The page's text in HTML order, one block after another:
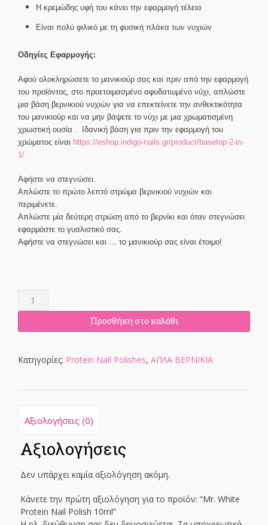
Η κρεμώδης υφή του κάνει την εφαρμογή τέλεια
Είναι πολύ φιλικό με τη φυσική πλάκα των νυχιών
Οδηγίες Εφαρμογής:
Αφού ολοκληρώσετε το μανικιούρ σας και πριν από την εφαρμογή
του προϊόντος, στο προετοιμασμένο αφυδατωμένο νύχι, απλώστε
μια βάση βερνικιού νυχιών για να επεκτείνετε την ανθεκτικότητα
του μανικιούρ και να μην βάψετε το νύχι με μια χρωματισμένη
χρωστική ουσία . Ιδανική βάση για πριν την εφαρμογή του
χρώματος είναι https://eshop.indigo-nails.gr/product/basetop-2-in-
1/
Αφήστε να στεγνώσει.
Απλώστε το πρώτο λεπτό στρώμα βερνικιού νυχιών και
περιμένετε.
Απλώστε μία δεύτερη στρώση από το βερνίκι και όταν στεγνώσει
εφαρμόστε το γυαλιστικό σας.
Αφήστε να στεγνώσει και … το μανικιούρ σας είναι έτοιμο!
White
Nail
10ml
Προσθήκη στο καλάθι
Κατηγορίες: Protein Nail Polishes, ΑΠΛΑ ΒΕΡΝΙΚΙΑ
Αξιολογήσεις (0)
Αξιολογήσεις
Δεν υπάρχει καμία αξιολόγηση ακόμη.
Κάνετε την πρώτη αξιολόγηση για το προϊόν: “Mr. White
Protein Nail Polish 10ml”